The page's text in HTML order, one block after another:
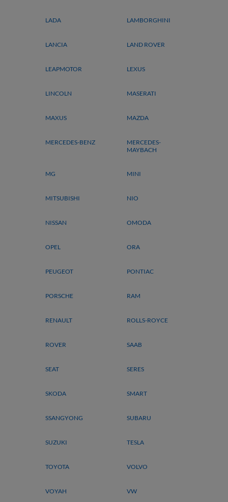
LADA LAMBORGHINI
LANCIA LAND ROVER
LEAPMOTOR LEXUS
LINCOLN MASERATI
MAXUS MAZDA
MERCEDES-BENZ
MERCEDES-
MAYBACH
MG MINI
MITSUBISHI NIO
NISSAN OMODA
OPEL ORA
PEUGEOT PONTIAC
PORSCHE RAM
RENAULT ROLLS-ROYCE
ROVER SAAB
SEAT SERES
SKODA SMART
SSANGYONG SUBARU
SUZUKI TESLA
TOYOTA VOLVO
VOYAH VW